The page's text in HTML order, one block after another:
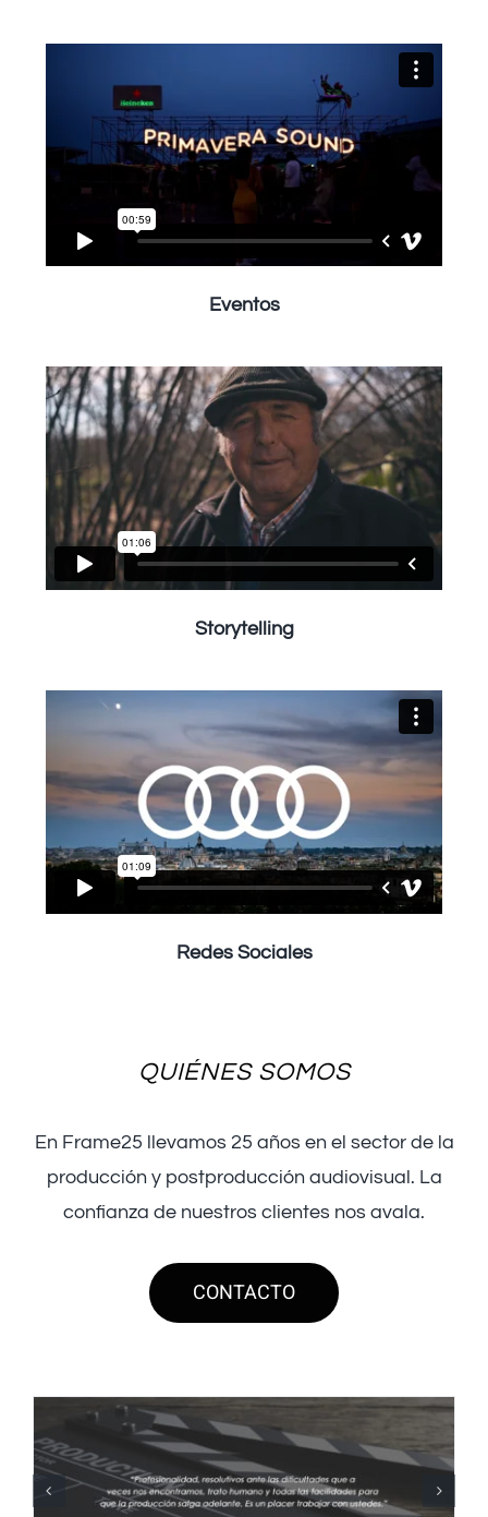
Eventos
Storytelling
Redes Sociales
QUIÉNES SOMOS
En Frame25 llevamos 25 años en el sector de la
producción y postproducción audiovisual. La
confianza de nuestros clientes nos avala.
CONTACTO